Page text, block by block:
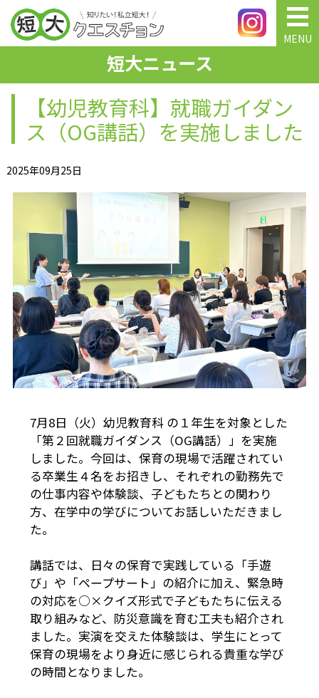
MENU
短大ニュース
【幼児教育科】就職ガイダン
ス（OG講話）を実施しました
2025年09月25日
7月8日（火）幼児教育科 の１年生を対象とした
「第２回就職ガイダンス（OG講話）」を実施
しました。今回は、保育の現場で活躍されてい
る卒業生４名をお招きし、それぞれの勤務先で
の仕事内容や体験談、子どもたちとの関わり
方、在学中の学びについてお話しいただきまし
た。
講話では、日々の保育で実践している「手遊
び」や「ペープサート」の紹介に加え、緊急時
の対応を○×クイズ形式で子どもたちに伝える
取り組みなど、防災意識を育む工夫も紹介され
ました。実演を交えた体験談は、学生にとって
保育の現場をより身近に感じられる貴重な学び
の時間となりました。